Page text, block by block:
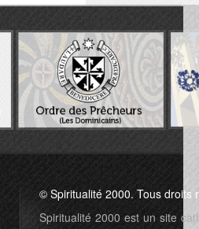
© Spiritualité 2000. Tous droits
Spiritualité 2000 est un site